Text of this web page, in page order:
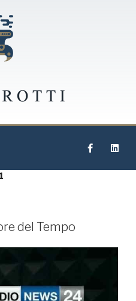
del Tempo